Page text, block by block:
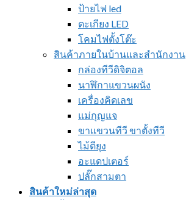
ป้ายไฟ led
ตะเกียง LED
โคมไฟตั้งโต๊ะ
สินค้าภายในบ้านและสำนักงาน
กล่องทีวีดิจิตอล
นาฬิกาแขวนผนัง
เครื่องคิดเลข
แม่กุญแจ
ขาแขวนทีวี ขาตั้งทีวี
ไม้ตียุง
อะแดปเตอร์
ปลั๊กสามตา
สินค้าใหม่ล่าสุด